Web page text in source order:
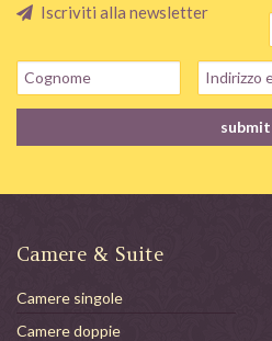
Iscriviti alla newsletter
Camere & Suite
Camere singole
Camere doppie